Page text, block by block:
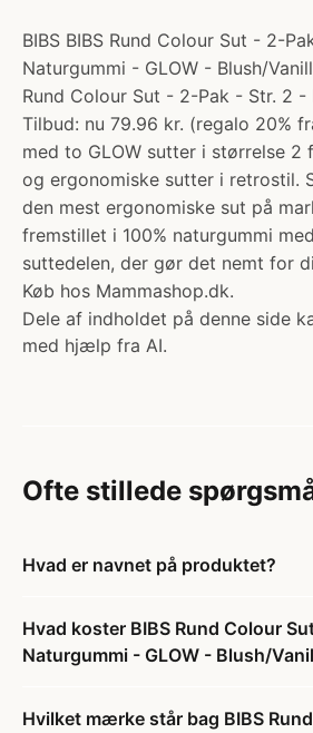
BIBS BIBS Rund Colour Sut - 2-
Naturgummi - GLOW - Blush/
Rund Colour Sut - 2-Pak - Str. 2 -
Tilbud: nu 79.96 kr. (regalo 20%
med to GLOW sutter i størrelse 2
og ergonomiske sutter i retrostil.
den mest ergonomiske sut på
fremstillet i 100% naturgummi
suttedelen, der gør det nemt for
Køb hos Mammashop.dk.
Dele af indholdet på denne side
med hjælp fra AI.
Ofte stillede
Hvad er navnet på produktet?
Hvad koster BIBS Rund Colour
Naturgummi - GLOW - Blush/
Hvilket mærke står bag BIBS